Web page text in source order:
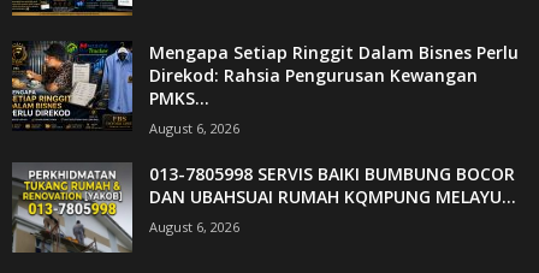
Mengapa Setiap Ringgit Dalam Bisnes Perlu
Direkod: Rahsia Pengurusan Kewangan
PMKS...
August 6, 2026
013-7805998 SERVIS BAIKI BUMBUNG BOCOR
DAN UBAHSUAI RUMAH KQMPUNG MELAYU...
August 6, 2026